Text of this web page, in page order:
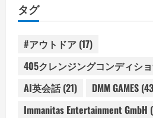
タグ
#アウトドア (17)
405クレンジングコンディシ
AI英会話(21) DMM GAMES
Immanitas Entertainment GmbH